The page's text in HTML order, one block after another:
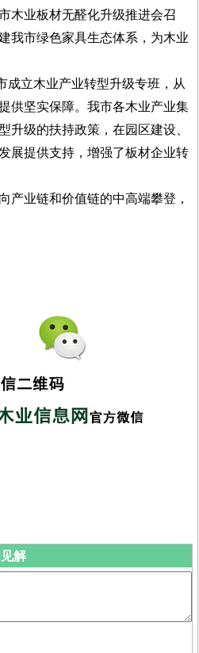
木业板材无醛化升级推进会召
我市绿色家具生态体系，为木业
成立木业产业转型升级专班，从
供坚实保障。我市各木业产业集
升级的扶持政策，在园区建设、
展提供支持，增强了板材企业转
产业链和价值链的中高端攀登，
解